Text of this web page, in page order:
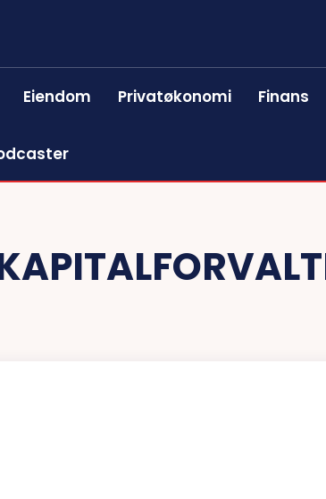
Eiendom Privatøkonomi Finans